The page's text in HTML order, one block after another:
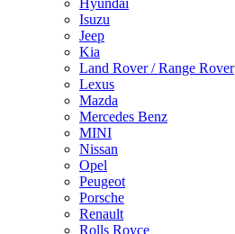
Hyundai
Isuzu
Jeep
Kia
Land Rover / Range Rover
Lexus
Mazda
Mercedes Benz
MINI
Nissan
Opel
Peugeot
Porsche
Renault
Rolls Royce